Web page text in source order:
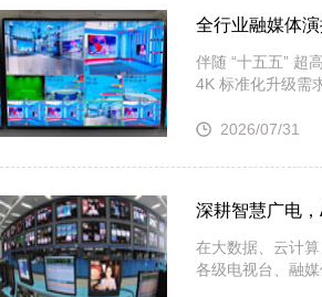
· 【BIRTV发布】万象视听，向新而生
全行业融媒体
伴随 “十五五” 超
4K 标准化升级需
2026/07/31
深耕智慧广电
在大数据、云计
各级电视台、融